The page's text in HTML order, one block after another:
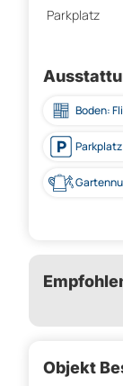
Parkplatz
Boden:
Objekt